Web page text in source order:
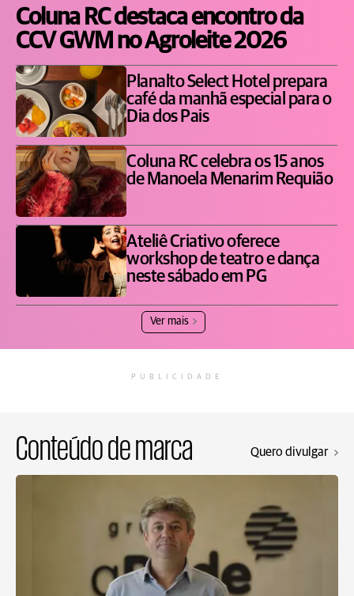
Coluna RC destaca encontro da
CCV GWM no Agroleite 2026
Planalto Select Hotel prepara
café da manhã especial para o
Dia dos Pais
Coluna RC celebra os 15 anos
de Manoela Menarim Requião
Ateliê Criativo oferece
workshop de teatro e dança
neste sábado em PG
Ver mais
PUBLICIDADE
Conteúdo de marca Quero divulgar